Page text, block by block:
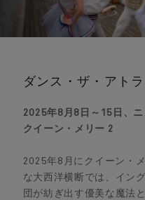
ダンス・ザ・アト
2025年8月8日～15日、ニ
クイーン・メリー 2
2025年8月にクイーン・
な大西洋横断では、イン
団が紡ぎ出す優美な魔法